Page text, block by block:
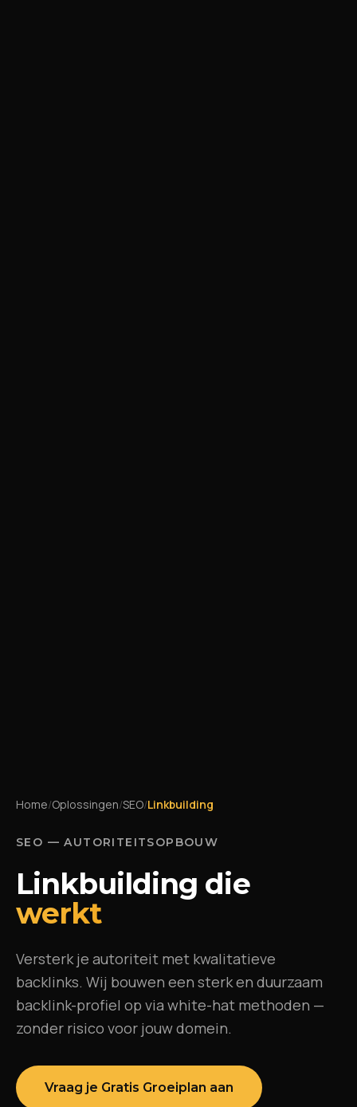
Home/Oplossingen/SEO/Linkbuilding
SEO — AUTORITEITSOPBOUW
Linkbuilding die
werkt
Versterk je autoriteit met kwalitatieve
backlinks. Wij bouwen een sterk en duurzaam
backlink-profiel op via white-hat methoden —
zonder risico voor jouw domein.
Vraag je Gratis Groeiplan aan